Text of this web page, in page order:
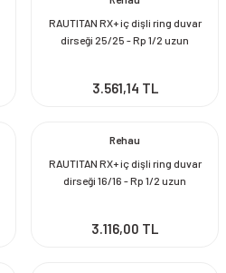
RAUTITAN RX+ iç dişli ring duvar
dirseği 25/25 - Rp 1/2 uzun
3.561,14 TL
Rehau
RAUTITAN RX+ iç dişli ring duvar
dirseği 16/16 - Rp 1/2 uzun
3.116,00 TL